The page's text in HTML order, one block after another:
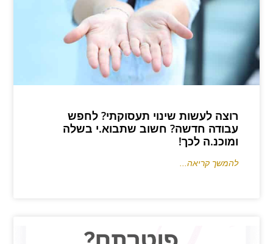
רוצה לעשות שינוי תעסוקתי? לחפש
עבודה חדשה? חשוב שתבוא.י בשלה
ומוכנ.ה לכך!
להמשך קריאה...